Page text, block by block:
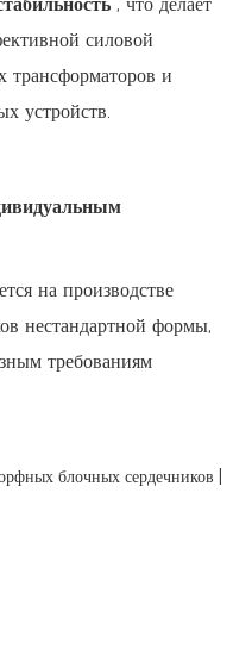
силовой
трансформаторов и
устройств.
на производстве
нестандартной формы,
требованиям